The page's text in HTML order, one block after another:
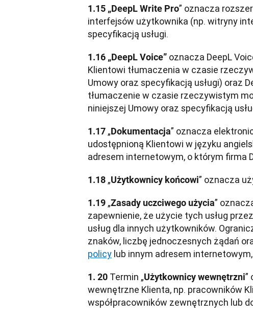
1.15 „DeepL Write Pro” oznacza
interfejsów użytkownika (np. witryny
specyfikacją usługi.
1.16 „DeepL Voice” oznacza DeepL
Klientowi tłumaczenia w czasie
Umowy oraz specyfikacją usługi) oraz
tłumaczenie w czasie rzeczywistym
niniejszej Umowy oraz specyfikacją
1.17 „Dokumentacja” oznacza
udostępnioną Klientowi w języku
adresem internetowym, o którym firma
1.18 „Użytkownicy końcowi” oznacza
1.19 „Zasady uczciwego użycia”
zapewnienie, że użycie tych usług
usług dla innych użytkowników.
znaków, liczbę jednoczesnych żądań
policy lub innym adresem
1. 20 Termin „Użytkownicy wewnętrzni”
wewnętrzne Klienta, np. pracowników
współpracowników zewnętrznych lub